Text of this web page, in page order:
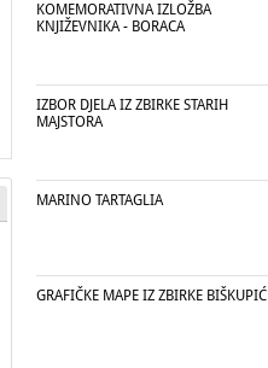
KOMEMORATIVNA IZLOŽBA
KNJIŽEVNIKA - BORACA
IZBOR DJELA IZ ZBIRKE STARIH
MAJSTORA
MARINO TARTAGLIA
GRAFIČKE MAPE IZ ZBIRKE BIŠKUPIĆ